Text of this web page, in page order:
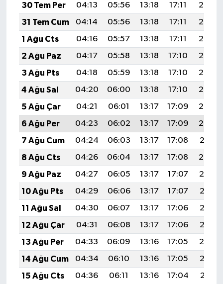
30 Tem Per
04:13 05:56 13:18 17:11
20:30
31 Tem Cum
04:14 05:56 13:18 17:11
20:29
1 Ağu Cts
04:16 05:57 13:18 17:11
20:28
2 Ağu Paz
04:17 05:58 13:18 17:10
20:27
3 Ağu Pts
04:18 05:59 13:18 17:10
20:26
4 Ağu Sal
04:20 06:00 13:18 17:10
20:25
5 Ağu Çar
04:21 06:01 13:17 17:09
20:24
6 Ağu Per
04:23 06:02 13:17 17:09
20:23
7 Ağu Cum
04:24 06:03 13:17 17:08
20:21
8 Ağu Cts
04:26 06:04 13:17 17:08
20:20
9 Ağu Paz
04:27 06:05 13:17 17:07
20:19
10 Ağu Pts
04:29 06:06 13:17 17:07
20:18
11 Ağu Sal
04:30 06:07 13:17 17:06
20:17
12 Ağu Çar
04:31 06:08 13:17 17:06
20:15
13 Ağu Per
04:33 06:09 13:16 17:05
20:14
14 Ağu Cum
04:34 06:10 13:16 17:05
20:13
15 Ağu Cts
04:36 06:11 13:16 17:04
20:11